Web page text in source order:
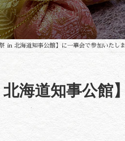
in 北海道知事公館】に一華会で参加いたしま
北海道知事公館